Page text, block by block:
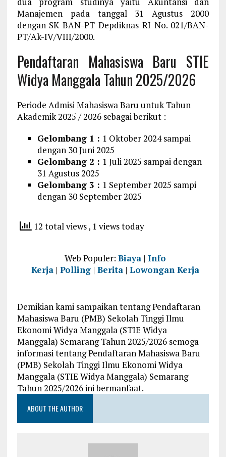
Manajemen pada tanggal 31 Agustus 2000
dengan SK BAN-PT Depdiknas RI No. 021/BAN-
PT/Ak-IV/VIII/2000.
Pendaftaran Mahasiswa Baru STIE
Widya Manggala Tahun 2025/2026
Periode Admisi Mahasiswa Baru untuk Tahun
Akademik 2025 / 2026 sebagai berikut :
Gelombang 1 : 1 Oktober 2024 sampai
dengan 30 Juni 2025
Gelombang 2 : 1 Juli 2025 sampai dengan
31 Agustus 2025
Gelombang 3 : 1 September 2025 sampi
dengan 30 September 2025
12 total views, 1 views today
Web Populer:Biaya |Info
Kerja |Polling |Berita |Lowongan Kerja
Demikian kami sampaikan tentang Pendaftaran
Mahasiswa Baru (PMB) Sekolah Tinggi Ilmu
Ekonomi Widya Manggala (STIE Widya
Manggala) Semarang Tahun 2025/2026 semoga
informasi tentang Pendaftaran Mahasiswa Baru
(PMB) Sekolah Tinggi Ilmu Ekonomi Widya
Manggala (STIE Widya Manggala) Semarang
Tahun 2025/2026 ini bermanfaat.
ABOUT THE AUTHOR